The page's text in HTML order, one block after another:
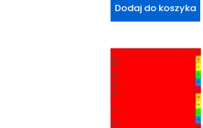
Dodaj do koszyka